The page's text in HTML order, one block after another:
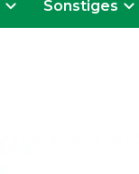
Sonstiges